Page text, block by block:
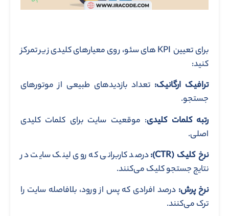
برای تعیین KPI های سئو، روی معیارهای کلیدی زیر تمرکز
کنید:
ترافیک ارگانیک: تعداد بازدیدهای طبیعی از موتورهای
جستجو.
رتبه کلمات کلیدی: موقعیت سایت برای کلمات کلیدی
اصلی.
نرخ کلیک (CTR)
:درصد کاربرانی که روی لینک سایت در
نتایج جستجو کلیک می‌کنند.
نرخ پرش: درصد افرادی که پس از ورود، بلافاصله سایت را
ترک می‌کنند.